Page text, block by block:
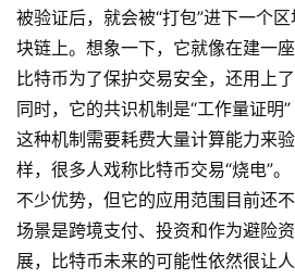
被验证后，就会被“打包”进下一个
块链上。想象一下，它就像在建一
比特币为了保护交易安全，还用上
同时，它的共识机制是“工作量证明
这种机制需要耗费大量计算能力来
样，很多人戏称比特币交易“烧电”
不少优势，但它的应用范围目前还
场景是跨境支付、投资和作为避险
展，比特币未来的可能性依然很让